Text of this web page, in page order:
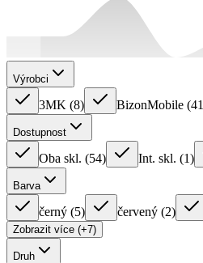
Výrobci
3MK (8) BizonMobile (41
Dostupnost
Oba skl. (54) Int. skl. (1)
Barva
černý (5) červený (2)
Zobrazit více (+7)
Druh